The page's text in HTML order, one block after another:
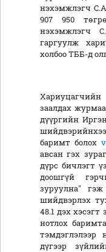
нэхэмжлэгч
907 950
нэхэмжлэгч
гаргуулж
холбоо ТББ-д
заалдах
дүүргийн
баримт болох
авсан гэх
дүрс бичлэгт
доошгүй
зуруулна"
шийдвэрлэх
48.1 дэх
нотлох
тэмдэглэлээр
дүгээр